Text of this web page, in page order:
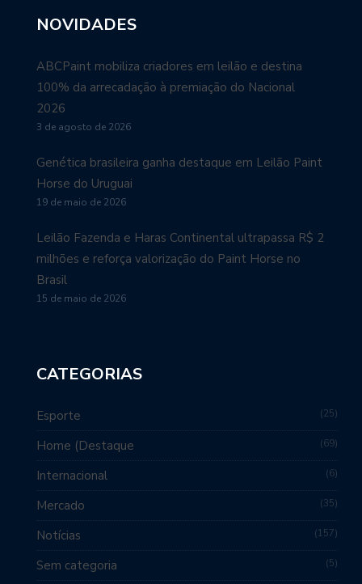
NOVIDADES
ABCPaint mobiliza criadores em leilão e destina
100% da arrecadação à premiação do Nacional
2026
3 de agosto de 2026
Genética brasileira ganha destaque em Leilão Paint
Horse do Uruguai
19 de maio de 2026
Leilão Fazenda e Haras Continental ultrapassa R$ 2
milhões e reforça valorização do Paint Horse no
Brasil
15 de maio de 2026
CATEGORIAS
Esporte 25
Home (Destaque 69
Internacional 6
Mercado 35
Notícias 157
Sem categoria 5